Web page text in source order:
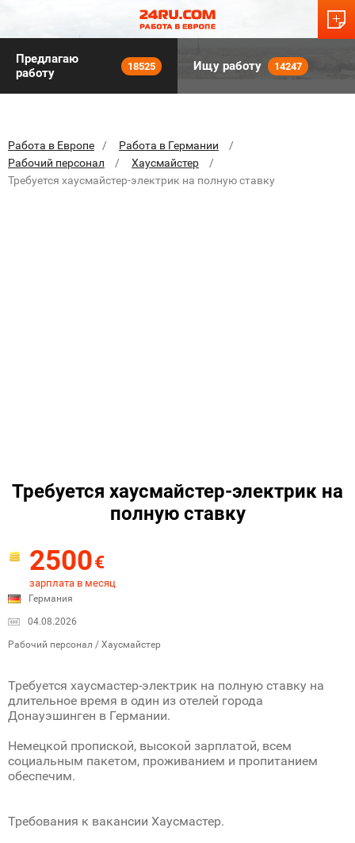
Предлагаю
работу
18525 Ищу работу 14247
Работа в Европе
Работа в Германии
Рабочий персонал
Хаусмайстер
Требуется хаусмайстер-электрик на полную ставку
Требуется хаусмайстер-электрик на
полную ставку
2500€
зарплата в месяц
Германия
04.08.2026
Рабочий персонал / Хаусмайстер
Требуется хаусмастер-электрик на полную ставку на
длительное время в один из отелей города
Донауэшинген в Германии.
Немецкой пропиской, высокой зарплатой, всем
социальным пакетом, проживанием и пропитанием
обеспечим.
Требования к вакансии Хаусмастер.